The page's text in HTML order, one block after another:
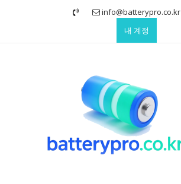
info@batterypro.co.kr
내 계정